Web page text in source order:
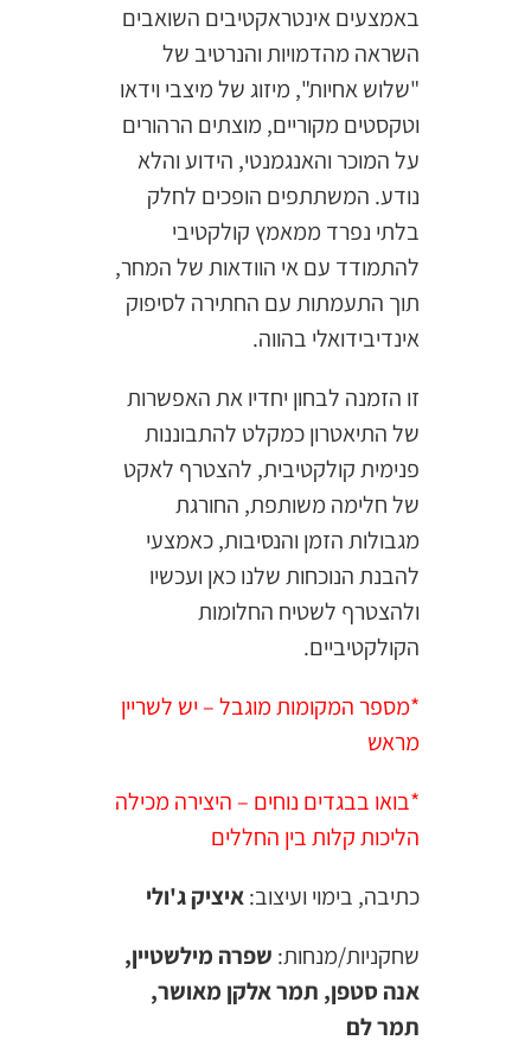
באמצעים אינטראקטיבים השואבים
השראה מהדמויות והנרטיב של
"שלוש אחיות", מיזוג של מיצבי וידאו
וטקסטים מקוריים, מוצתים הרהורים
על המוכר והאנגמנטי, הידוע והלא
נודע. המשתתפים הופכים לחלק
בלתי נפרד ממאמץ קולקטיבי
להתמודד עם אי הוודאות של המחר,
תוך התעמתות עם החתירה לסיפוק
אינדיבידואלי בהווה.
זו הזמנה לבחון יחדיו את האפשרות
של התיאטרון כמקלט להתבוננות
פנימית קולקטיבית, להצטרף לאקט
של חלימה משותפת, החורגת
מגבולות הזמן והנסיבות, כאמצעי
להבנת הנוכחות שלנו כאן ועכשיו
ולהצטרף לשטיח החלומות
הקולקטיביים.
*מספר המקומות מוגבל – יש לשריין
מראש
*בואו בבגדים נוחים – היצירה מכילה
הליכות קלות בין החללים
כתיבה, בימוי ועיצוב:איציק ג'ולי
שחקניות/מנחות: שפרה מילשטיין,
אנה סטפן, תמר אלקן מאושר,
תמר לם